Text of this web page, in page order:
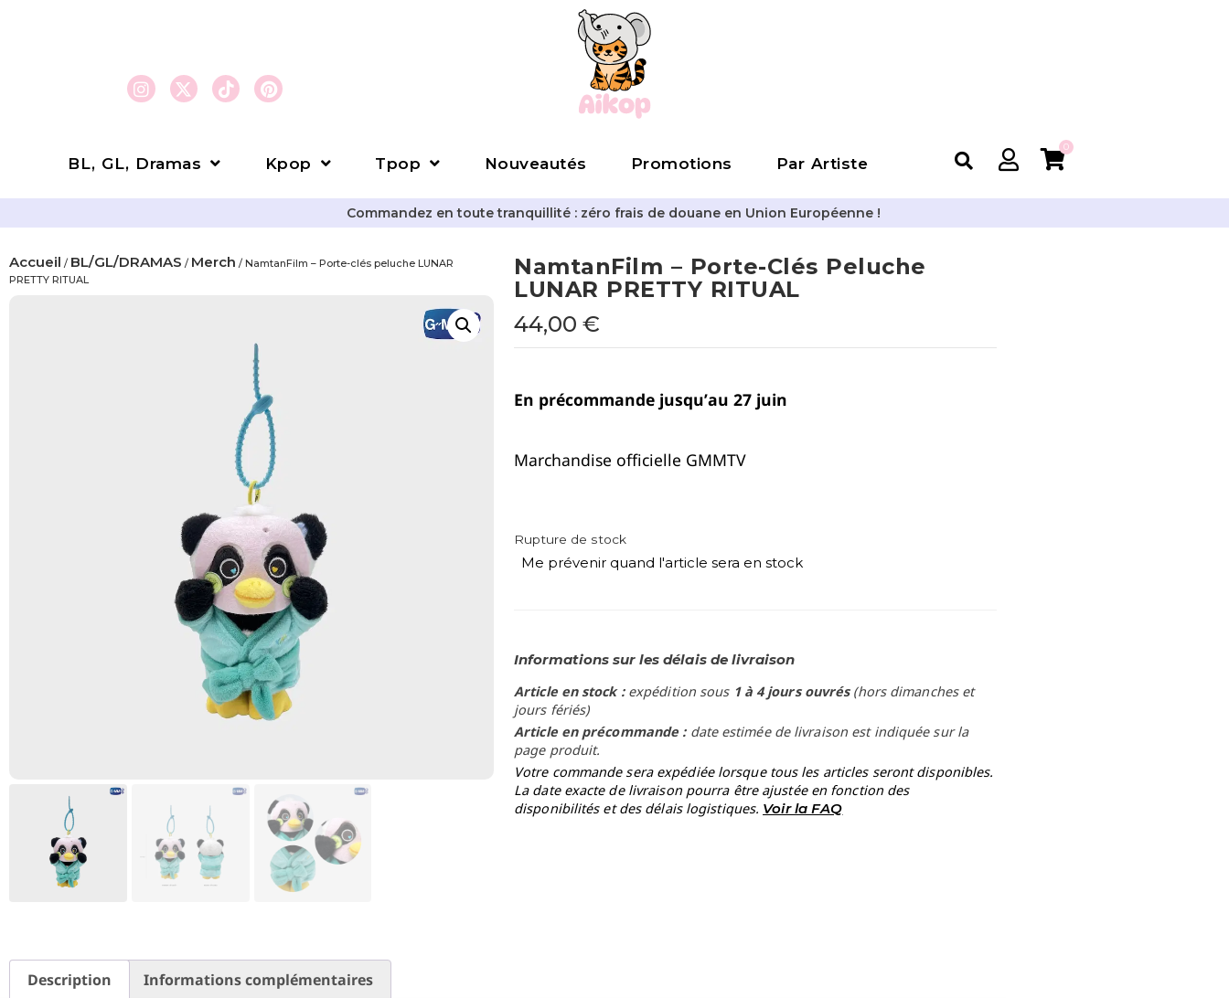
BL, GL, Dramas Kpop Tpop Nouveautés Promotions Par Artiste
0
Commandez en toute tranquillité : zéro frais de douane en Union Européenne !
Accueil / BL/GL/DRAMAS / Merch / NamtanFilm – Porte-clés peluche LUNAR
PRETTY RITUAL
NamtanFilm – Porte-Clés Peluche
LUNAR PRETTY RITUAL
44,00 €
En précommande jusqu’au 27 juin
Marchandise officielle GMMTV
Rupture de stock
Me prévenir quand l'article sera en stock
Informations sur les délais de livraison
Article en stock : expédition sous 1 à 4 jours ouvrés(hors dimanches et
jours fériés)
Article en précommande : date estimée de livraison est indiquée sur la
page produit.
Votre commande sera expédiée lorsque tous les articles seront disponibles.
La date exacte de livraison pourra être ajustée en fonction des
disponibilités et des délais logistiques. Voir la FAQ
Description Informations complémentaires